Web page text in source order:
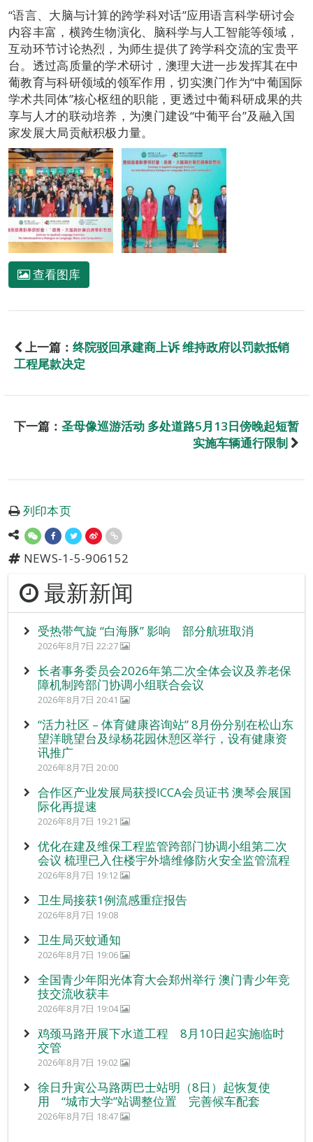
“语言、大脑与计算的跨学科对话”应用语言科学研讨会
内容丰富，横跨生物演化、脑科学与人工智能等领域，
互动环节讨论热烈，为师生提供了跨学科交流的宝贵平
台。透过高质量的学术研讨，澳理大进一步发挥其在中
葡教育与科研领域的领军作用，切实澳门作为“中葡国际
学术共同体”核心枢纽的职能，更透过中葡科研成果的共
享与人才的联动培养，为澳门建设“中葡平台”及融入国
家发展大局贡献积极力量。
查看图库
上一篇： 终院驳回承建商上诉 维持政府以罚款抵销
工程尾款决定
下一篇： 圣母像巡游活动 多处道路5月13日傍晚起短暂
实施车辆通行限制
列印本页
NEWS-1-5-906152
最新新闻
受热带气旋 “白海豚” 影响 部分航班取消
2026年8月7日 22:27
长者事务委员会2026年第二次全体会议及养老保
障机制跨部门协调小组联合会议
2026年8月7日 20:41
“活力社区 – 体育健康咨询站” 8月份分别在松山东
望洋眺望台及绿杨花园休憩区举行，设有健康资
讯推广
2026年8月7日 20:00
合作区产业发展局获授ICCA会员证书 澳琴会展国
际化再提速
2026年8月7日 19:21
优化在建及维保工程监管跨部门协调小组第二次
会议 梳理已入住楼宇外墙维修防火安全监管流程
2026年8月7日 19:12
卫生局接获1例流感重症报告
2026年8月7日 19:08
卫生局灭蚊通知
2026年8月7日 19:06
全国青少年阳光体育大会郑州举行 澳门青少年竞
技交流收获丰
2026年8月7日 19:04
鸡颈马路开展下水道工程 8月10日起实施临时
交管
2026年8月7日 19:02
徐日升寅公马路两巴士站明（8日）起恢复使
用 “城市大学”站调整位置 完善候车配套
2026年8月7日 18:47